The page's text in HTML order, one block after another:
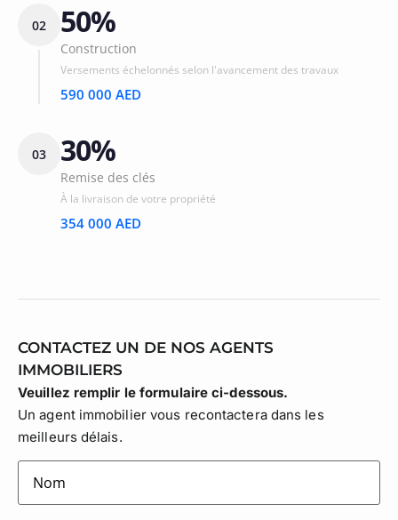
02 50%
Construction
Versements échelonnés selon l'avancement des travaux
590 000 AED
03 30%
Remise des clés
À la livraison de votre propriété
354 000 AED
CONTACTEZ UN DE NOS AGENTS
IMMOBILIERS
Veuillez remplir le formulaire ci-dessous.
Un agent immobilier vous recontactera dans les
meilleurs délais.
lastname(Nécessaire)